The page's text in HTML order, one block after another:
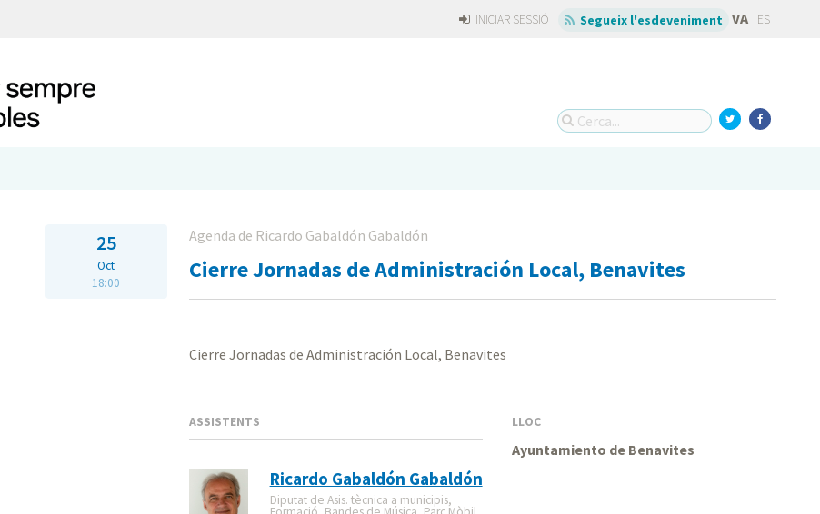
INICIAR SESSIÓ Segueix l'esdeveniment VA ES
25
Oct
18:00
Agenda de Ricardo Gabaldón Gabaldón
Cierre Jornadas de Administración Local, Benavites
Cierre Jornadas de Administración Local, Benavites
ASSISTENTS
Ricardo Gabaldón Gabaldón
Diputat de Asis. tècnica a municipis,
LLOC
Ayuntamiento de Benavites